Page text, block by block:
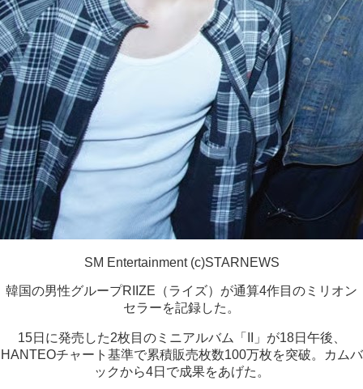
SM Entertainment (c)STARNEWS
韓国の男性グループRIIZE（ライズ）が通算4作目のミリオン
セラーを記録した。
15日に発売した2枚目のミニアルバム「II」が18日午後、
HANTEOチャート基準で累積販売枚数100万枚を突破。カムバ
ックから4日で成果をあげた。